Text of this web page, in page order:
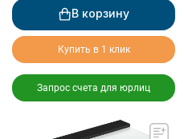
В корзину
Купить в 1 клик
Запрос счета для юрлиц